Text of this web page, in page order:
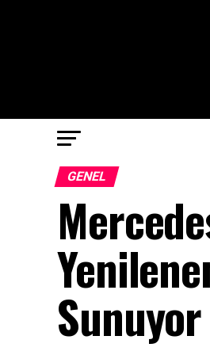
GENEL
Sunuyor